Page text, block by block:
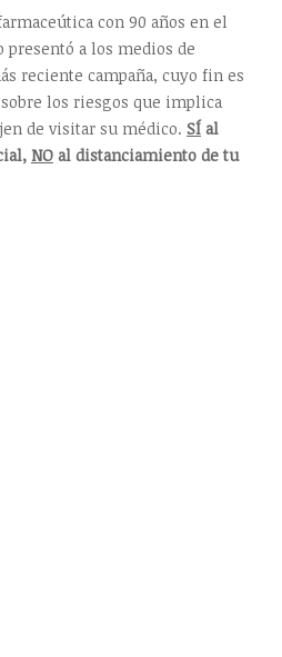
con 90 años en el
presentó a los medios de
reciente campaña, cuyo fin es
los riesgos que implica
de visitar su médico. SÍ al
NO al distanciamiento de tu